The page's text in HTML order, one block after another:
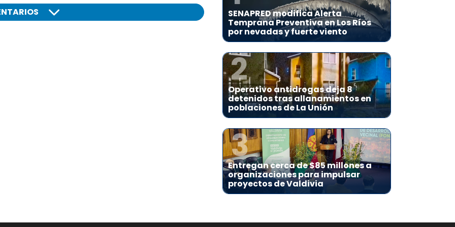
SENAPRED modifica Alerta
Temprana Preventiva en Los Ríos
por nevadas y fuerte viento
2
Operativo antidrogas deja 8
detenidos tras allanamientos en
poblaciones de La Unión
3
Entregan cerca de $85 millones a
organizaciones para impulsar
proyectos de Valdivia